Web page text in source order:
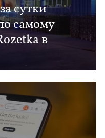
сутки
самому
в